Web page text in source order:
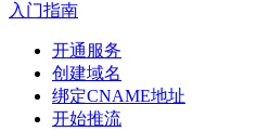
入门指南
开通服务
创建域名
绑定CNAME地址
开始推流